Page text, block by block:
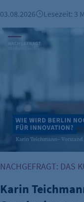
Cookie
2 Jahre
Name:
Anbieter:
03.08.2026 Lesezeit: 3
Karin Teichmann:
NACHGEFRAGT: DAS
Karin